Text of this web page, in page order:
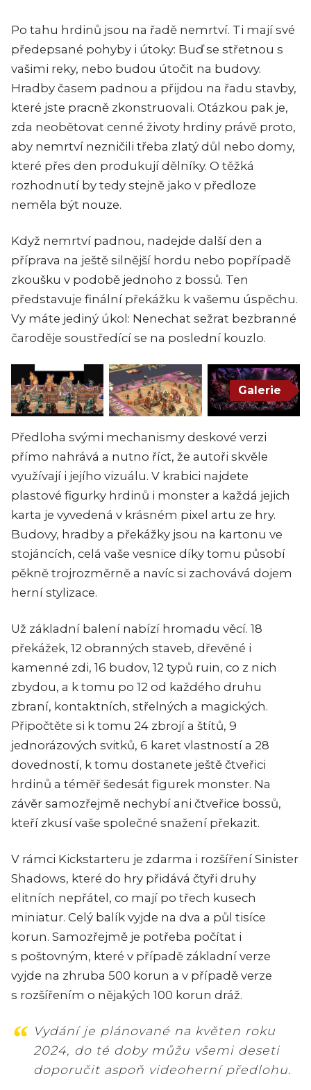
Po tahu hrdinů jsou na řadě nemrtví. Ti mají své
předepsané pohyby i útoky: Buď se střetnou s
vašimi reky, nebo budou útočit na budovy.
Hradby časem padnou a přijdou na řadu stavby,
které jste pracně zkonstruovali. Otázkou pak je,
zda neobětovat cenné životy hrdiny právě proto,
aby nemrtví nezničili třeba zlatý důl nebo domy,
které přes den produkují dělníky. O těžká
rozhodnutí by tedy stejně jako v předloze
neměla být nouze.
Když nemrtví padnou, nadejde další den a
příprava na ještě silnější hordu nebo popřípadě
zkoušku v podobě jednoho z bossů. Ten
představuje finální překážku k vašemu úspěchu.
Vy máte jediný úkol: Nenechat sežrat bezbranné
čaroděje soustředící se na poslední kouzlo.
Galerie
Předloha svými mechanismy deskové verzi
přímo nahrává a nutno říct, že autoři skvěle
využívají i jejího vizuálu. V krabici najdete
plastové figurky hrdinů i monster a každá jejich
karta je vyvedená v krásném pixel artu ze hry.
Budovy, hradby a překážky jsou na kartonu ve
stojáncích, celá vaše vesnice díky tomu působí
pěkně trojrozměrně a navíc si zachovává dojem
herní stylizace.
Už základní balení nabízí hromadu věcí. 18
překážek, 12 obranných staveb, dřevěné i
kamenné zdi, 16 budov, 12 typů ruin, co z nich
zbydou, a k tomu po 12 od každého druhu
zbraní, kontaktních, střelných a magických.
Připočtěte si k tomu 24 zbrojí a štítů, 9
jednorázových svitků, 6 karet vlastností a 28
dovedností, k tomu dostanete ještě čtveřici
hrdinů a téměř šedesát figurek monster. Na
závěr samozřejmě nechybí ani čtveřice bossů,
kteří zkusí vaše společné snažení překazit.
V rámci Kickstarteru je zdarma i rozšíření Sinister
Shadows, které do hry přidává čtyři druhy
elitních nepřátel, co mají po třech kusech
miniatur. Celý balík vyjde na dva a půl tisíce
korun. Samozřejmě je potřeba počítat i
s poštovným, které v případě základní verze
vyjde na zhruba 500 korun a v případě verze
s rozšířením o nějakých 100 korun dráž.
Vydání je plánované na květen roku
2024, do té doby můžu všemi deseti
doporučit aspoň videoherní předlohu.